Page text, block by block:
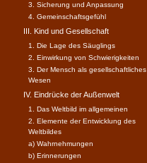
3. Sicherung und Anpassung
4. Gemeinschaftsgefühl
III. Kind und Gesellschaft
1. Die Lage des Säuglings
2. Einwirkung von Schwierigkeiten
3. Der Mensch als gesellschaftli­ches
Wesen
IV. Eindrücke der Außenwelt
1. Das Weltbild im allgemeinen
2. Elemente der Entwicklung des
Weltbildes
a) Wahrnehmungen
b) Erinnerungen